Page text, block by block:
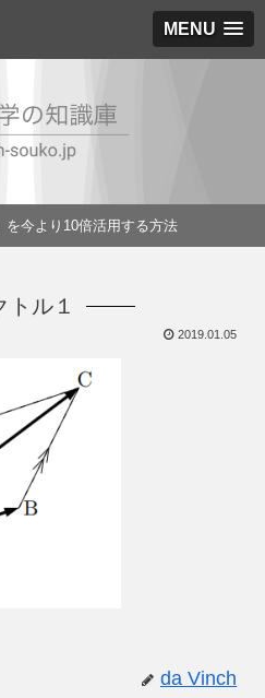
MENU
を今より10倍活用する方法
トル１
2019.01.05
da Vinch